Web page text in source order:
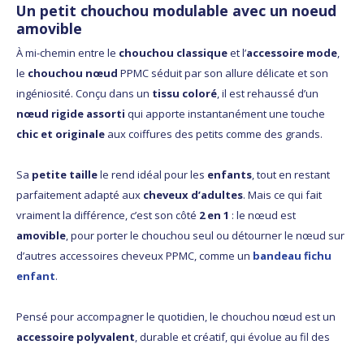
Un petit chouchou modulable avec un noeud
amovible
À mi-chemin entre le chouchou classiqueet l’accessoire mode,
le chouchou nœud PPMC séduit par son allure délicate et son
ingéniosité. Conçu dans un tissu coloré, il est rehaussé d’un
nœud rigide assorti qui apporte instantanément une touche
chic et originale aux coiffures des petits comme des grands.
Sa petite taillele rend idéal pour les enfants, tout en restant
parfaitement adapté aux cheveux d’adultes. Mais ce qui fait
vraiment la différence, c’est son côté 2 en 1 : le nœud est
amovible, pour porter le chouchou seul ou détourner le nœud sur
d’autres accessoires cheveux PPMC, comme un bandeau fichu
enfant.
Pensé pour accompagner le quotidien, le chouchou nœud est un
accessoire polyvalent, durable et créatif, qui évolue au fil des